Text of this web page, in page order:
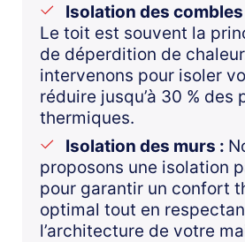
Isolation des
Le toit est souvent la
de déperdition de
intervenons pour isoler
réduire jusqu’à 30 % des
thermiques.
Isolation des murs :
proposons une isolation
pour garantir un confort
optimal tout en
l’architecture de votre